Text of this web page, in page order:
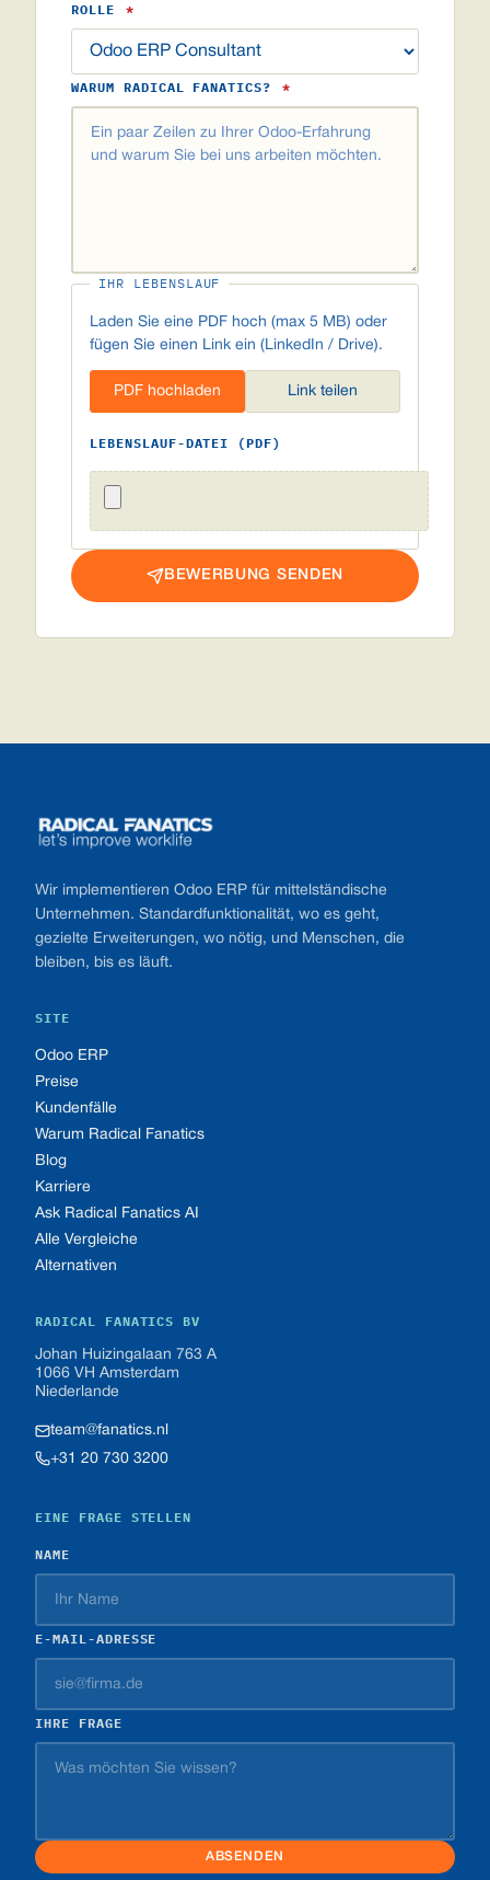
ROLLE *
WARUM RADICAL FANATICS? *
IHR LEBENSLAUF
Laden Sie eine PDF hoch (max 5 MB) oder
fügen Sie einen Link ein (LinkedIn / Drive).
PDF hochladen Link teilen
LEBENSLAUF-DATEI (PDF)
BEWERBUNG SENDEN
Wir implementieren Odoo ERP für mittelständische
Unternehmen. Standardfunktionalität, wo es geht,
gezielte Erweiterungen, wo nötig, und Menschen, die
bleiben, bis es läuft.
SITE
Odoo ERP
Preise
Kundenfälle
Warum Radical Fanatics
Blog
Karriere
Ask Radical Fanatics AI
Alle Vergleiche
Alternativen
RADICAL FANATICS BV
Johan Huizingalaan 763 A
1066 VH Amsterdam
Niederlande
team@fanatics.nl
+31 20 730 3200
EINE FRAGE STELLEN
NAME
E-MAIL-ADRESSE
IHRE FRAGE
ABSENDEN